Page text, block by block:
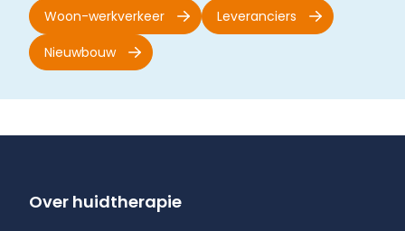
Woon-werkverkeer
Leveranciers
Nieuwbouw
Over huidtherapie